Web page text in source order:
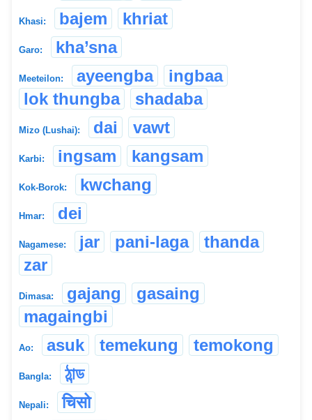
Khasi: bajem khriat
Garo: kha’sna
Meeteilon: ayeengba
ingbaa
lok thungba
shadaba
Mizo (Lushai): dai vawt
Karbi: ingsam kangsam
Kok-Borok: kwchang
Hmar: dei
Nagamese: jar pani-laga
thanda
zar
Dimasa: gajang
gasaing
magaingbi
Ao: asuk temekung temokong
Bangla: ঠান্ড
Nepali: चिसो